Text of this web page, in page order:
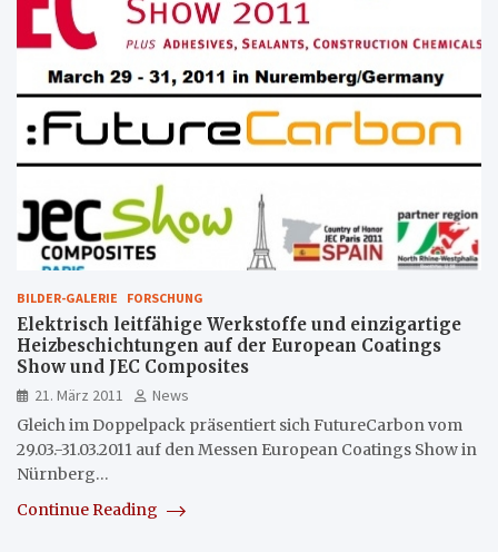
BILDER-GALERIE FORSCHUNG
Elektrisch leitfähige Werkstoffe und einzigartige
Heizbeschichtungen auf der European Coatings
Show und JEC Composites
21. März 2011
News
Gleich im Doppelpack präsentiert sich FutureCarbon vom
29.03.-31.03.2011 auf den Messen European Coatings Show in
Nürnberg…
Continue Reading